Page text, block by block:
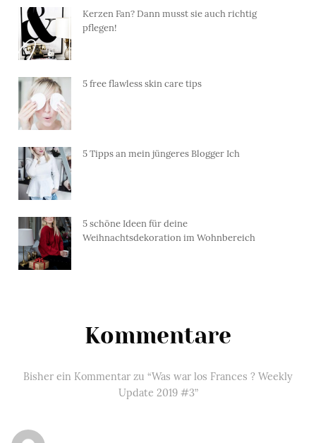
Kerzen Fan? Dann musst sie auch richtig
pflegen!
5 free flawless skin care tips
5 Tipps an mein jüngeres Blogger Ich
5 schöne Ideen für deine
Weihnachtsdekoration im Wohnbereich
Kommentare
Bisher ein Kommentar zu “Was war los Frances ? Weekly
Update 2019 #3”